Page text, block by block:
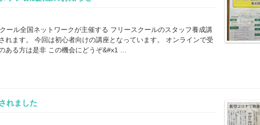
ール全国ネットワークが主催する フリースクールのスタッフ養成講
れます。 今回は初心者向けの講座となっています。 オンラインで受
ある方は是非 この機会にどうぞ&#x1 …
れました